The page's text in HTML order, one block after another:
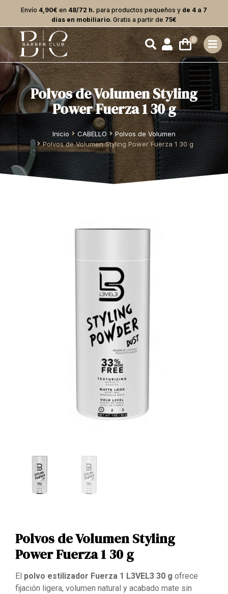
Envío 4,90€ en 48/72 h. para productos pequeños y de 4 a 7
dias en mobiliario. Gratis a partir de 75€
Polvos de Volumen Styling
Power Fuerza 1 30 g
Estás aquí: Inicio CABELLO
Polvos de Volumen
Polvos de Volumen Styling Power Fuerza 1 30 g
Polvos de Volumen Styling
Power Fuerza 1 30 g
El polvo estilizador Fuerza 1 L3VEL3 30 g ofrece
fijación ligera, volumen natural y acabado mate sin